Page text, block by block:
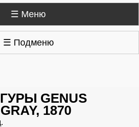
☰ Меню
☰ Подменю
GENUS
1870